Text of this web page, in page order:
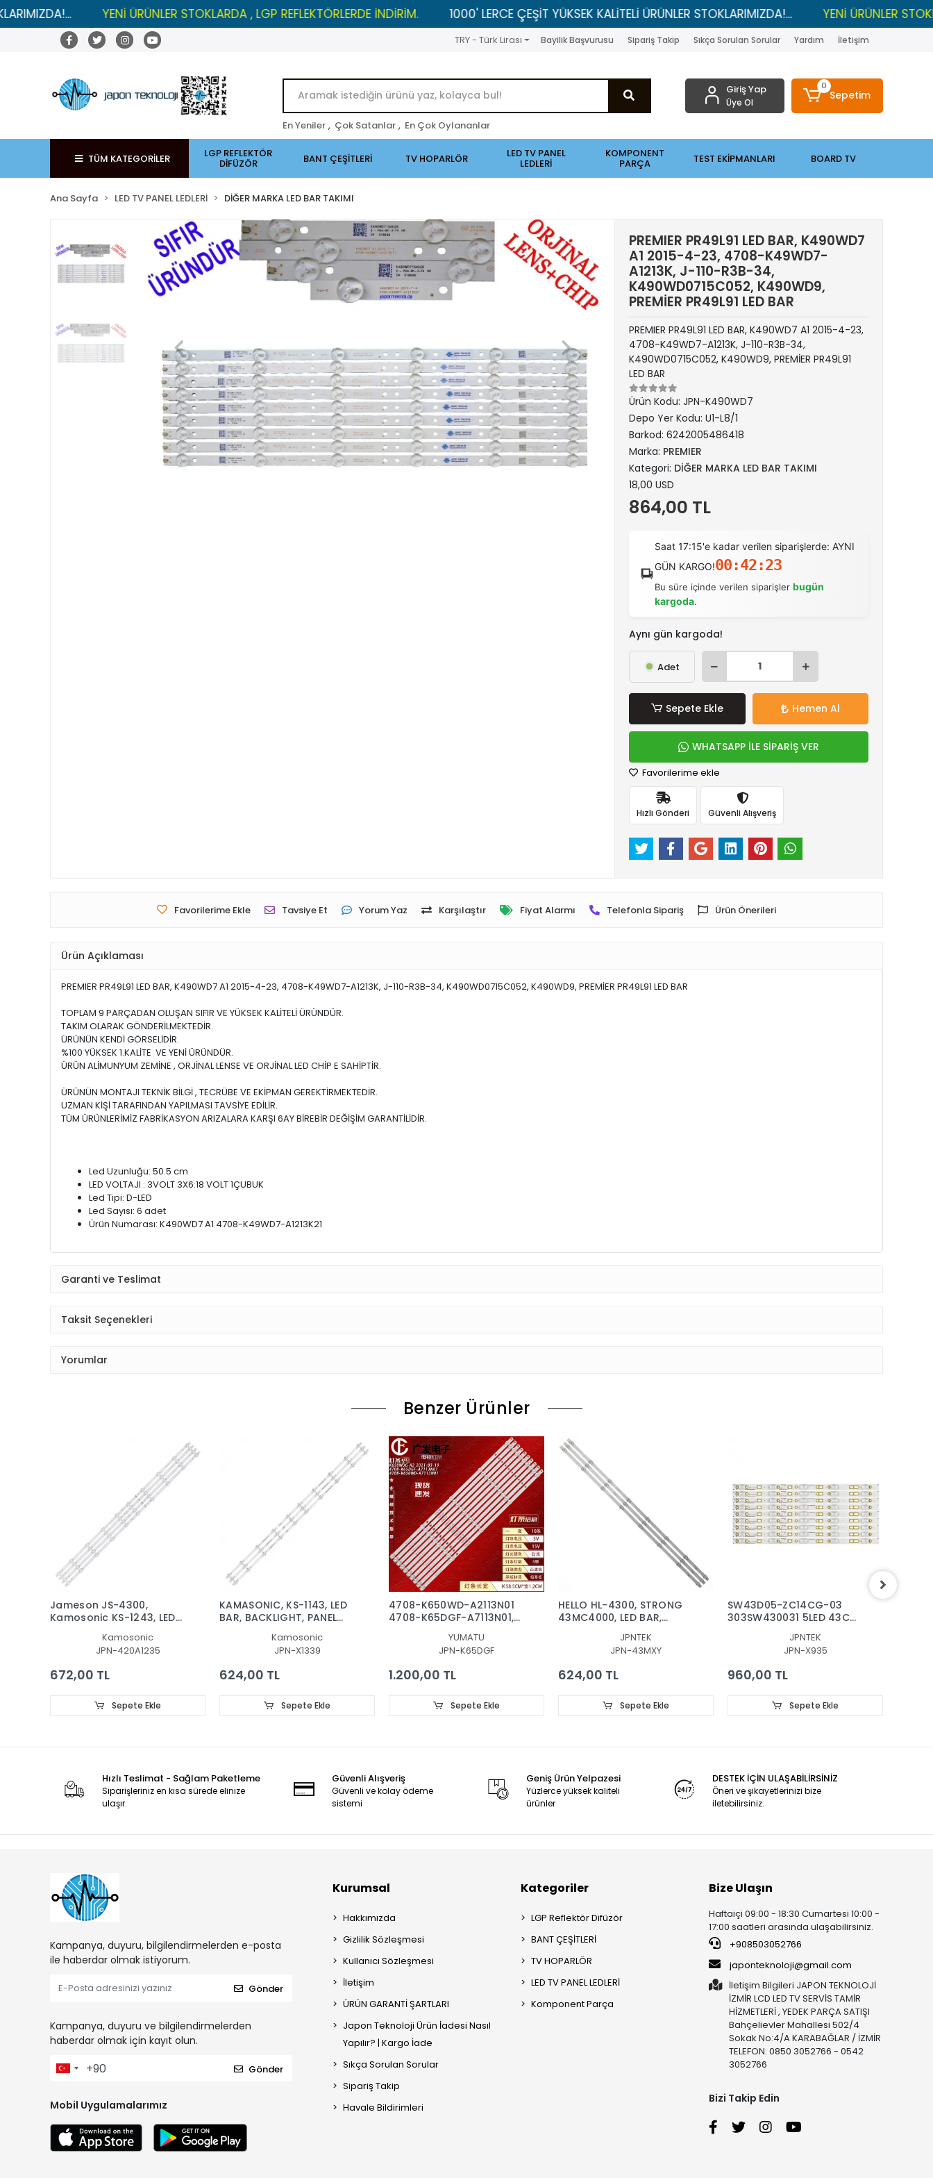
YENİ ÜRÜNLER STOKLARDA , LGP REFLEKTÖRLERDE İNDİRİM. 1000' LERCE ÇEŞİT YÜKSEK KALİTELİ ÜRÜNLER STOKLARIMIZDA!... YENİ ÜRÜNLER STOKLARDA ,
TRY - Türk Lirası Bayilik Başvurusu Sipariş Takip Sıkça Sorulan Sorular Yardım İletişim
En Yeniler , Çok Satanlar , En Çok Oylananlar
Giriş Yap
Üye Ol
0
Sepetim
TÜM KATEGORİLER LGP REFLEKTÖR
DİFÜZÖR BANT ÇEŞİTLERİ TV HOPARLÖR LED TV PANEL
LEDLERİ
KOMPONENT
PARÇA TEST EKİPMANLARI BOARD TV
Ana Sayfa LED TV PANEL LEDLERİ DİĞER MARKA LED BAR TAKIMI
PREMIER PR49L91 LED BAR, K490WD7
A1 2015-4-23, 4708-K49WD7-
A1213K, J-110-R3B-34,
K490WD0715C052, K490WD9,
PREMİER PR49L91 LED BAR
PREMIER PR49L91 LED BAR, K490WD7 A1 2015-4-23,
4708-K49WD7-A1213K, J-110-R3B-34,
K490WD0715C052, K490WD9, PREMİER PR49L91
LED BAR
Ürün Kodu: JPN-K490WD7
Depo Yer Kodu: U1-L8/1
Barkod: 6242005486418
Marka: PREMIER
Kategori: DİĞER MARKA LED BAR TAKIMI
18,00 USD
864,00 TL
Saat 17:15'e kadar verilen siparişlerde: AYNI
GÜN KARGO!00:42:22
Bu süre içinde verilen siparişler bugün
kargoda.
Aynı gün kargoda!
Adet
Sepete Ekle Hemen Al
WHATSAPP İLE SİPARİŞ VER
Favorilerime ekle
Hızlı Gönderi Güvenli Alışveriş
Favorilerime Ekle Tavsiye Et Yorum Yaz Karşılaştır Fiyat Alarmı Telefonla Sipariş Ürün Önerileri
Ürün Açıklaması
PREMIER PR49L91 LED BAR, K490WD7 A1 2015-4-23, 4708-K49WD7-A1213K, J-110-R3B-34, K490WD0715C052, K490WD9, PREMİER PR49L91 LED BAR
TOPLAM 9 PARÇADAN OLUŞAN SIFIR VE YÜKSEK KALİTELİ ÜRÜNDÜR.
TAKIM OLARAK GÖNDERİLMEKTEDİR.
ÜRÜNÜN KENDİ GÖRSELİDİR.
%100 YÜKSEK 1.KALİTE VE YENİ ÜRÜNDÜR.
ÜRÜN ALİMUNYUM ZEMİNE , ORJİNAL LENSE VE ORJİNAL LED CHİP E SAHİPTİR.
ÜRÜNÜN MONTAJI TEKNİK BİLGİ , TECRÜBE VE EKİPMAN GEREKTİRMEKTEDİR.
UZMAN KİŞİ TARAFINDAN YAPILMASI TAVSİYE EDİLİR.
TÜM ÜRÜNLERİMİZ FABRİKASYON ARIZALARA KARŞI 6AY BİREBİR DEĞİŞİM GARANTİLİDİR.
Led Uzunluğu: 50.5 cm
LED VOLTAJI : 3VOLT 3X6:18 VOLT 1ÇUBUK
Led Tipi: D-LED
Led Sayısı: 6 adet
Ürün Numarası: K490WD7 A1 4708-K49WD7-A1213K21
Garanti ve Teslimat
Taksit Seçenekleri
Yorumlar
Benzer Ürünler
Jameson JS-4300,
Kamosonic KS-1243, LED
081BS-M, SD43-DNJF-IK41
Kamosonic
JPN-420A1235
672,00 TL
Sepete Ekle
KAMASONIC, KS-1143, LED
BAR, BACKLIGHT, PANEL
1001S-01, A1, 8D2A-DLM4-
201002, 201000, BACLIGHT
Kamosonic
JPN-X1339
624,00 TL
Sepete Ekle
4708-K650WD-A2113N01
4708-K65DGF-A7113N01,
A2 4708-k650strip
1313n01 4708-K65DGF-
A7113N01, KG65D05-
ZC42AG-02D
YUMATU
JPN-K65DGF
1.200,00 TL
Sepete Ekle
HELLO HL-4300, STRONG
43MC4000, LED BAR,
DLED43MXY 3X8 0006 M6
JPNTEK
JPN-43MXY
624,00 TL
Sepete Ekle
SW43D05-ZC14CG-03
303SW430031 5LED 43CM,
A43353505014ANREV1.2 B
JPNTEK
JPN-X935
960,00 TL
Sepete Ekle
Hızlı Teslimat - Sağlam Paketleme
Siparişleriniz en kısa sürede elinize
ulaşır.
Güvenli Alışveriş
Güvenli ve kolay ödeme
sistemi
Geniş Ürün Yelpazesi
Yüzlerce yüksek kaliteli
ürünler
DESTEK İÇİN ULAŞABİLİRSİNİZ
Öneri ve şikayetlerinizi bize
iletebilirsiniz.
Kampanya, duyuru, bilgilendirmelerden e-posta
ile haberdar olmak istiyorum.
Gönder
Kampanya, duyuru ve bilgilendirmelerden
haberdar olmak için kayıt olun.
Gönder
Mobil Uygulamalarımız
Kurumsal
Hakkımızda
Gizlilik Sözleşmesi
Kullanıcı Sözleşmesi
İletişim
ÜRÜN GARANTİ ŞARTLARI
Japon Teknoloji Ürün İadesi Nasıl
Yapılır? | Kargo İade
Sıkça Sorulan Sorular
Sipariş Takip
Havale Bildirimleri
Kategoriler
LGP Reflektör Difüzör
BANT ÇEŞİTLERİ
TV HOPARLÖR
LED TV PANEL LEDLERİ
Komponent Parça
Bize Ulaşın
Haftaiçi 09:00 - 18:30 Cumartesi 10:00 -
17:00 saatleri arasında ulaşabilirsiniz.
+908503052766
japonteknoloji@gmail.com
İletişim Bilgileri JAPON TEKNOLOJİ
İZMİR LCD LED TV SERVİS TAMİR
HİZMETLERİ , YEDEK PARÇA SATIŞI
Bahçelievler Mahallesi 502/4
Sokak No:4/A KARABAĞLAR / İZMİR
TELEFON: 0850 3052766 - 0542
3052766
Bizi Takip Edin